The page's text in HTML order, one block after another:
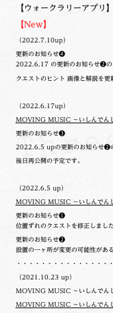
【ウォークラリーアプリ】
【New】
（2022.7.10up）
更新のお知らせ❹
2022.6.17 の更新のお知らせ❷の
クエストのヒント 画像と解説を更
（2022.6.17up）
MOVING MUSIC ～いしんでん
更新のお知らせ❸
2022.6.5 upの更新のお知らせ❷の
後日再公開の予定です。
（2022.6.5 up）
MOVING MUSIC ～いしんでん
更新のお知らせ❶
位置ずれのクエストを修正しました
更新のお知らせ❷
設置の一ヶ所が変更の可能性があ
・・・・・・・・・・・・・・・
（2021.10.23 up）
MOVING MUSIC ～いしんでんし
MOVING MUSIC ～いしんでん